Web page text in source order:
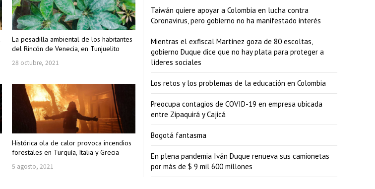
La pesadilla ambiental de los habitantes
del Rincón de Venecia, en Tunjuelito
28 octubre, 2021
Histórica ola de calor provoca incendios
forestales en Turquía, Italia y Grecia
5 agosto, 2021
Taiwán quiere apoyar a Colombia en lucha contra
Coronavirus, pero gobierno no ha manifestado interés
Mientras el exfiscal Martínez goza de 80 escoltas,
gobierno Duque dice que no hay plata para proteger a
líderes sociales
Los retos y los problemas de la educación en Colombia
Preocupa contagios de COVID-19 en empresa ubicada
entre Zipaquirá y Cajicá
Bogotá fantasma
En plena pandemia Iván Duque renueva sus camionetas
por más de $ 9 mil 600 millones